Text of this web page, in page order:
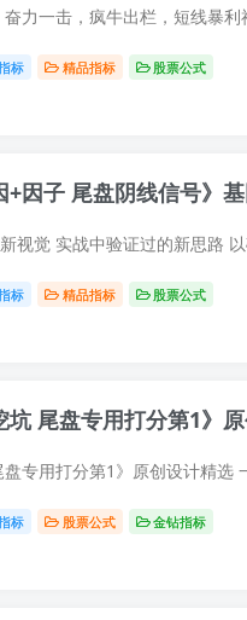
标 精品指标 股票公式
因子 尾盘阴线信号》
标 精品指标 股票公式
坑 尾盘专用打分第1》
标 股票公式 金钻指标